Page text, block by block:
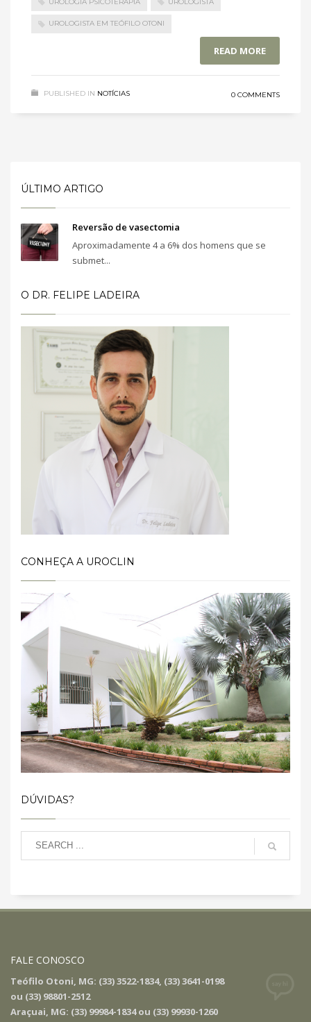
UROLOGISTA EM TEÓFILO OTONI
READ MORE
PUBLISHED IN NOTÍCIAS 0 COMMENTS
ÚLTIMO ARTIGO
Reversão de vasectomia
Aproximadamente 4 a 6% dos homens que se
submet...
O DR. FELIPE LADEIRA
CONHEÇA A UROCLIN
DÚVIDAS?
FALE CONOSCO
Teófilo Otoni, MG: (33) 3522-1834, (33) 3641-0198
ou (33) 98801-2512
Araçuai, MG: (33) 99984-1834 ou (33) 99930-1260